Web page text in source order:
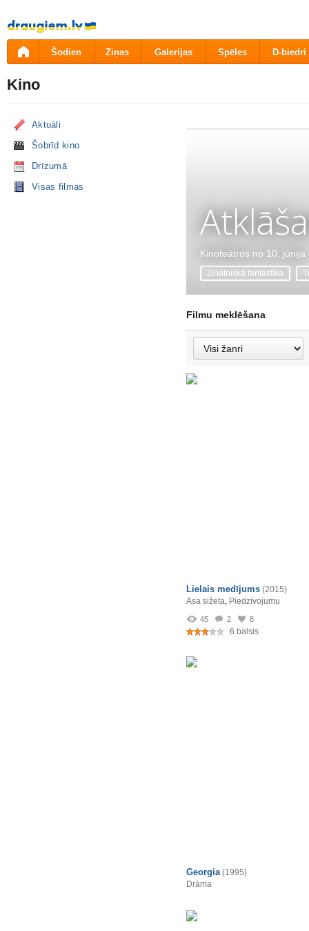
Pāriet
uz
saturu
Šodien Ziņas Galerijas Spēles D-biedri
Kino
Aktuāli
Šobrīd kino
Drīzumā
Visas filmas
Kinoteātros no 10. jūnija
Zinātniskā fantastika
Filmu meklēšana
Lielais medījums (2015)
Asa sižeta, Piedzīvojumu
45 2 8
6 balsis
Georgia (1995)
Drāma